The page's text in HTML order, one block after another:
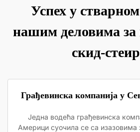
Успех у
нашим деловима
скид-
Грађевинска компанија у
Једна водећа грађевинска
Америци суочила се са изазовима